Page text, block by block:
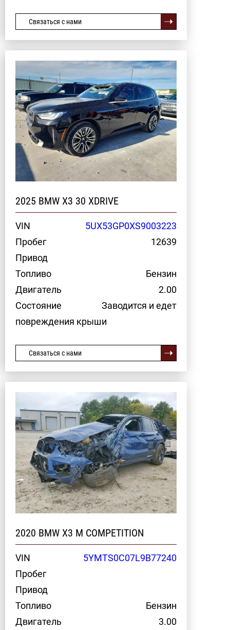
Связаться с нами
2025 BMW X3 30 XDRIVE
VIN
5UX53GP0XS9003223
Пробег
12639
Привод
Топливо
Бензин
Двигатель
2.00
Состояние
Заводится и едет
повреждения крыши
Связаться с нами
2020 BMW X3 M COMPETITION
VIN
5YMTS0C07L9B77240
Пробег
Привод
Топливо
Бензин
Двигатель
3.00